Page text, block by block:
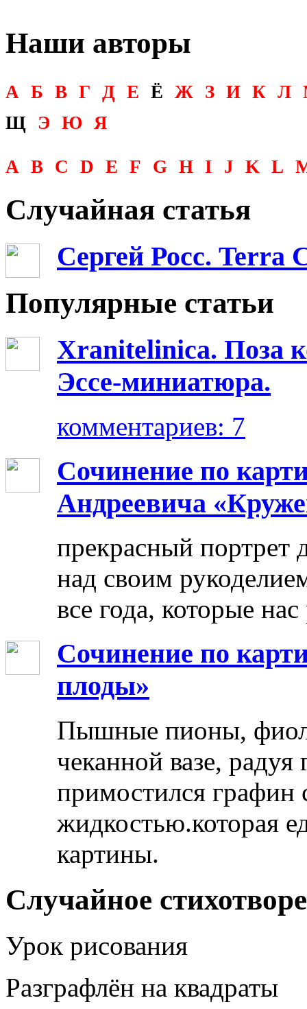
Наши авторы
А Б В Г Д Е Ё Ж З И К Л
Щ
Э Ю Я
A B C D E F G H I J K L
Случайная статья
Сергей Росс. Terra
Популярные статьи
Xranitelinica. Поза
Эссе-миниатюра.
комментариев: 7
Сочинение по
Андреевича
прекрасный портрет
над своим
все года, которые
Сочинение по
плоды»
Пышные пионы,
чеканной вазе,
примостился графин
жидкостью.которая
картины.
Случайное
Урок рисования
Разграфлён на квадраты